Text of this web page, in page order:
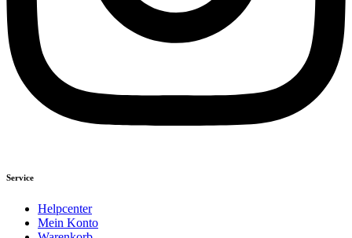
Service
Helpcenter
Mein Konto